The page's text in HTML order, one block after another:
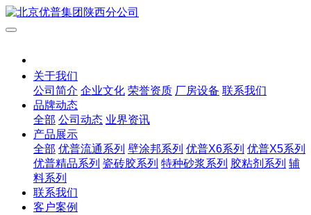
关于我们
公司简介 企业文化 荣誉资质 厂房设备 联系我们
品牌动态
全部 公司动态 业界资讯
产品展示
全部 优普流通系列 壁涂邦系列 优普X6系列 优普X5系列
优普精品系列 瓷砖胶系列 特种砂浆系列 胶粘剂系列 辅
料系列
联系我们
客户案例